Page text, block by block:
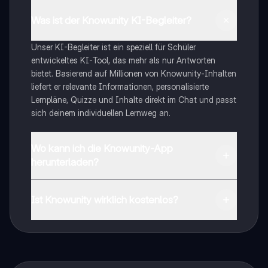
Unser KI-Begleiter ist ein speziell für Schüler
entwickeltes KI-Tool, das mehr als nur Antworten
bietet. Basierend auf Millionen von Knowunity-Inhalten
liefert er relevante Informationen, personalisierte
Lernpläne, Quizze und Inhalte direkt im Chat und passt
sich deinem individuellen Lernweg an.